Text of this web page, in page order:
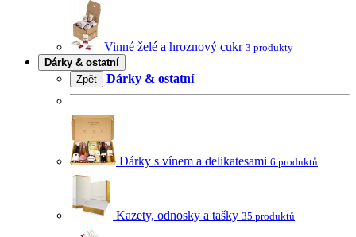
Vinné želé a hroznový cukr 3 produkty
Dárky & ostatní
Zpět
Dárky & ostatní
Dárky s vínem a delikatesami 6 produktů
Kazety, odnosky a tašky 35 produktů